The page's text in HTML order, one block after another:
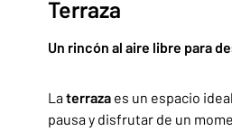
Terraza
Un rincón al aire libre para
Laterraza es un espacio
pausa y disfrutar de un